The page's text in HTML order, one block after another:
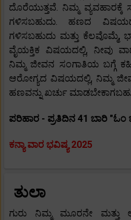
ದೊರೆಯುತ್ತವೆ. ನಿಮ್ಮ
ಗಳಿಸಬಹುದು. ಹಣದ
ಗಳಿಸಬಹುದು ಮತ್ತು ಕೆಲವೊಮ್ಮೆ,
ವೈಯಕ್ತಿಕ ವಿಷಯದಲ್ಲಿ, ನೀವು
ನಿಮ್ಮ ಜೀವನ ಸಂಗಾತಿಯ ಬಗ್ಗೆ ಕಹಿ
ಆರೋಗ್ಯದ ವಿಷಯದಲ್ಲಿ, ನಿಮ್ಮ
ಹಣವನ್ನು ಖರ್ಚು
ಪರಿಹಾರ - ಪ್ರತಿದಿನ 41 ಬಾರಿ
ಕನ್ಯಾ ವಾರ ಭವಿಷ್ಯ 2025
ತುಲಾ
ಗುರು ನಿಮ್ಮ ಮೂರನೇ